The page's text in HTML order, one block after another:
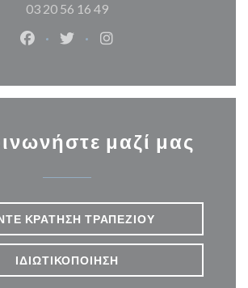
03 20 56 16 49
Facebook ((ανοίγει σε νέο
Twitter ((ανοίγει σε νέο
Instagram ((ανοίγει
μαζί μας
ΚΡΆΤΗΣΗ ΤΡΑΠΕΖΙΟΎ
ΙΔΙΩΤΙΚΟΠΟΊΗΣΗ